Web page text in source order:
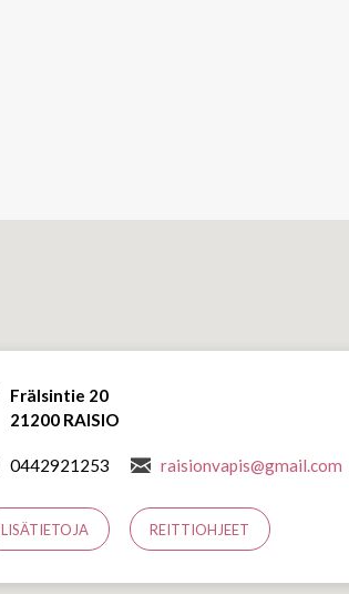
Frälsintie 20
21200 RAISIO
0442921253 raisionvapis@gmail.com
LISÄTIETOJA REITTIOHJEET